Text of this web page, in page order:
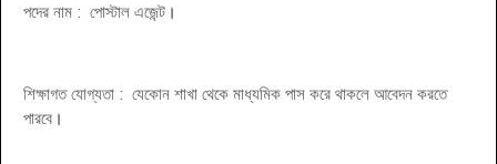
পদের নাম : পোস্টাল এজেন্ট ।
শিক্ষাগত যোগ্যতা : যেকোন শাখা থেকে মাধ্যমিক পাস করে থাকলে আবেদন করতে
পারবে ।